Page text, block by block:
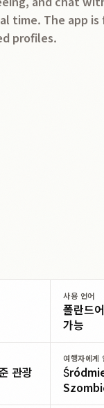
time. The app
profiles.
사용 언어
폴란드
가능
관광
여행자에게